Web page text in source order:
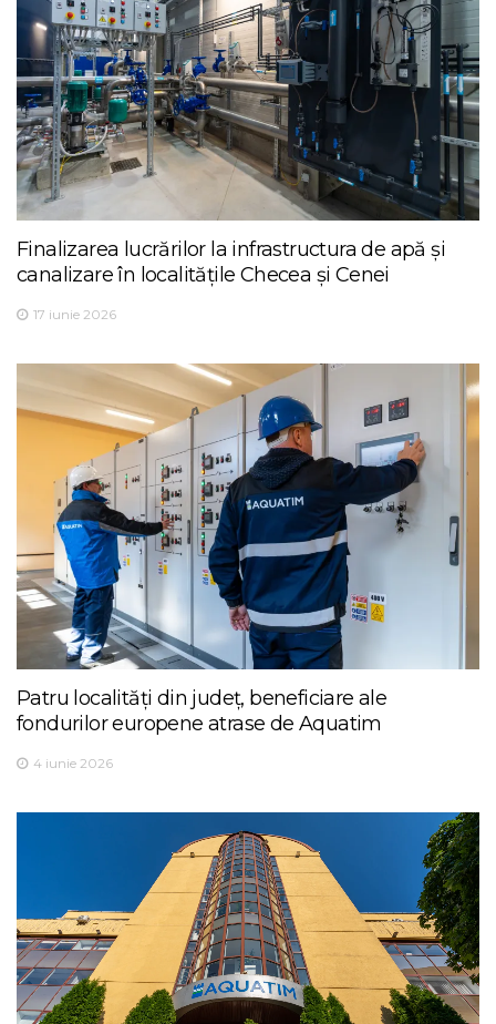
Finalizarea lucrărilor la infrastructura de apă și
canalizare în localitățile Checea și Cenei
17 iunie 2026
Patru localități din județ, beneficiare ale
fondurilor europene atrase de Aquatim
4 iunie 2026